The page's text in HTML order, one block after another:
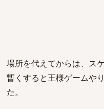
場所を代えてからは、ス
暫くすると王様ゲームや
た。